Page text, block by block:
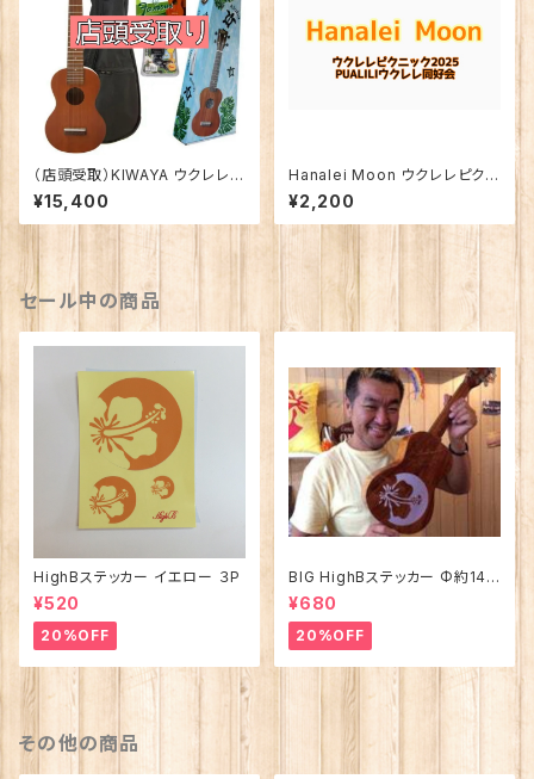
（店頭受取）KIWAYA ウクレレ初
心者セット KSU-１
¥15,400
Hanalei Moon ウクレレピクニ
ック2025 課題曲資料
¥2,200
セール中の商品
HighBステッカー イエロー ３P
¥520
20%OFF
BIG HighBステッカー Φ約14c
m
¥680
20%OFF
その他の商品